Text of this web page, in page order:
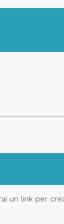
un link per